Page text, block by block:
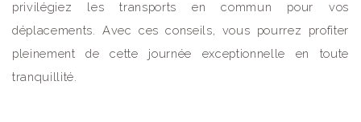
privilégiez les transports en commun pour vos
déplacements. Avec ces conseils, vous pourrez profiter
pleinement de cette journée exceptionnelle en toute
tranquillité.